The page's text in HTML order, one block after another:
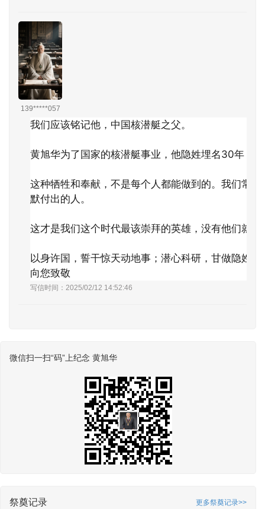
139*****057
我们应该铭记他，中国核潜艇之父。
黄旭华为了国家的核潜艇事业，他隐姓埋名30年，
这种牺牲和奉献，不是每个人都能做到的。我们常
默付出的人。
这才是我们这个时代最该崇拜的英雄，没有他们就没
以身许国，誓干惊天动地事；潜心科研，甘做隐姓
向您致敬
写信时间：2025/02/12 14:52:46
微信扫一扫“码”上纪念 黄旭华
祭奠记录 更多祭奠记录>>